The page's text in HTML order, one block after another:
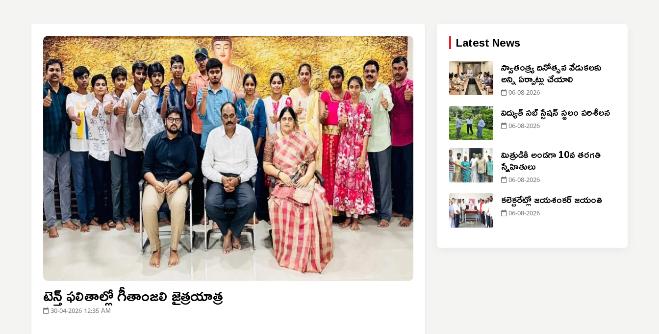
టెన్త్ ఫలితాల్లో గీతాంజలి జైత్రయాత్ర
30-04-2026 12:35 AM
Latest News
స్వాతంత్య్ర దినోత్సవ వేడుకలకు
అన్ని ఏర్పాట్లు చేయాలి
06-08-2026
విద్యుత్ సబ్ స్టేషన్ స్థలం పరిశీలన
06-08-2026
మిత్రుడికి అండగా 10వ తరగతి
స్నేహితులు
06-08-2026
కలెక్టరేట్లో జయశంకర్ జయంతి
06-08-2026